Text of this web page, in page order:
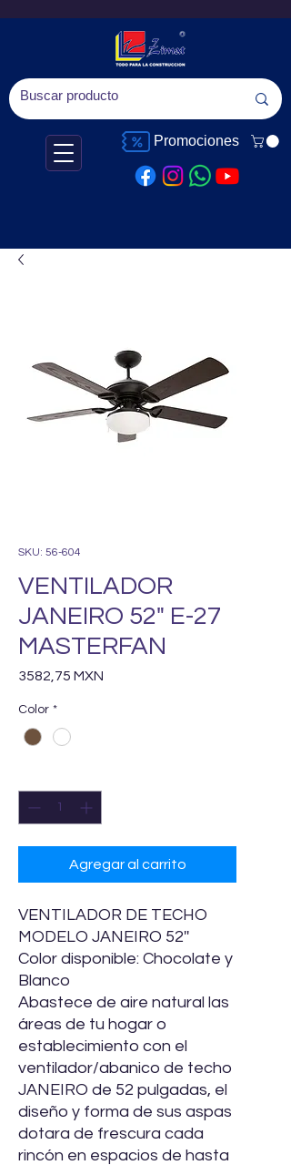
Promociones
SKU: 56-604
VENTILADOR
JANEIRO 52" E-27
MASTERFAN
3582,75 MXN
Color *
Agregar al carrito
VENTILADOR DE TECHO
MODELO JANEIRO 52''
Color disponible: Chocolate y
Blanco
Abastece de aire natural las
áreas de tu hogar o
establecimiento con el
ventilador/abanico de techo
JANEIRO de 52 pulgadas, el
diseño y forma de sus aspas
dotara de frescura cada
rincón en espacios de hasta